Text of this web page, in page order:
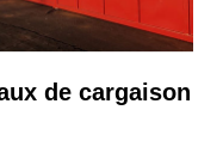
de cargaison